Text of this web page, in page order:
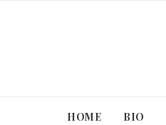
HOME BIO